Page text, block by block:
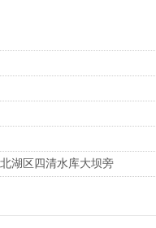
湖区四清水库大坝旁